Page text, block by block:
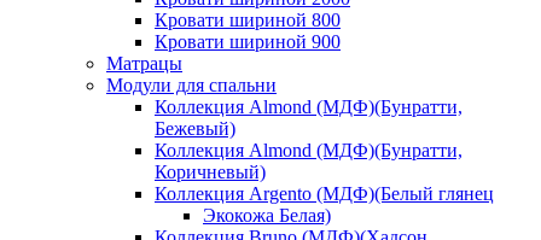
Кровати шириной 800
Кровати шириной 900
Матрацы
Модули для спальни
Коллекция Almond (МДФ)(Бунратти,
Бежевый)
Коллекция Almond (МДФ)(Бунратти,
Коричневый)
Коллекция Argento (МДФ)(Белый глянец
Экокожа Белая)